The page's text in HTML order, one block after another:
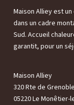
Maison Alliey est
dans un cadre
Sud. Accueil
garantit, pour un
Maison Alliey
320 Rte de
05220 Le Monêtier-